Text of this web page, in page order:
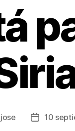
jose 10